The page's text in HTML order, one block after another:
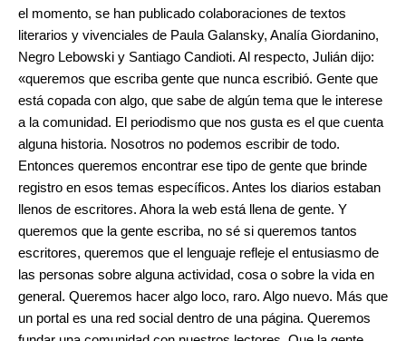
el momento, se han publicado colaboraciones de textos
literarios y vivenciales de Paula Galansky, Analía Giordanino,
Negro Lebowski y Santiago Candioti. Al respecto, Julián dijo:
«queremos que escriba gente que nunca escribió. Gente que
está copada con algo, que sabe de algún tema que le interese
a la comunidad. El periodismo que nos gusta es el que cuenta
alguna historia. Nosotros no podemos escribir de todo.
Entonces queremos encontrar ese tipo de gente que brinde
registro en esos temas específicos. Antes los diarios estaban
llenos de escritores. Ahora la web está llena de gente. Y
queremos que la gente escriba, no sé si queremos tantos
escritores, queremos que el lenguaje refleje el entusiasmo de
las personas sobre alguna actividad, cosa o sobre la vida en
general. Queremos hacer algo loco, raro. Algo nuevo. Más que
un portal es una red social dentro de una página. Queremos